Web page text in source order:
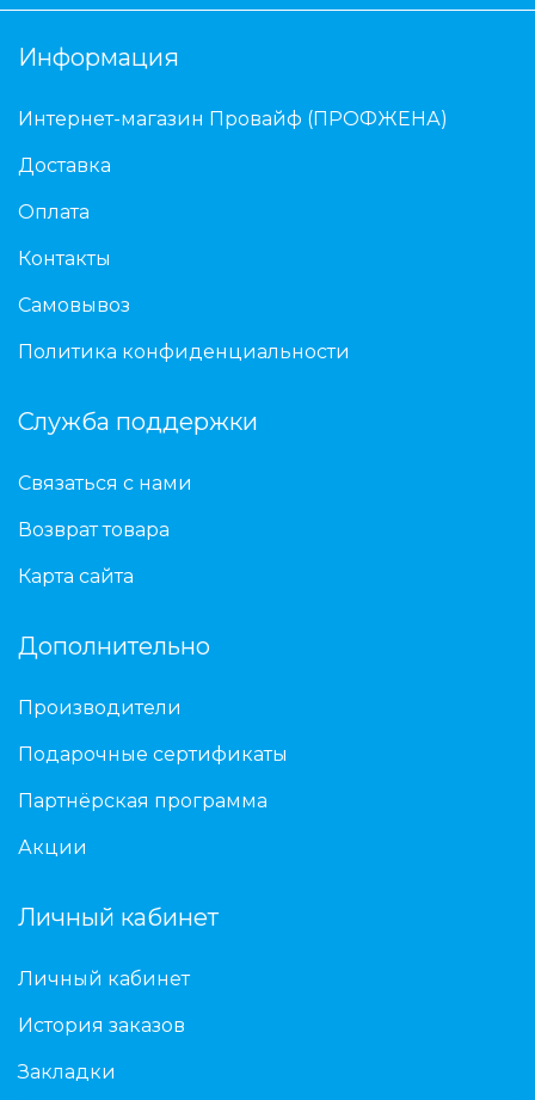
Информация
Интернет-магазин Провайф (ПРОФЖЕНА)
Доставка
Оплата
Контакты
Самовывоз
Политика конфиденциальности
Служба поддержки
Связаться с нами
Возврат товара
Карта сайта
Дополнительно
Производители
Подарочные сертификаты
Партнёрская программа
Акции
Личный кабинет
Личный кабинет
История заказов
Закладки